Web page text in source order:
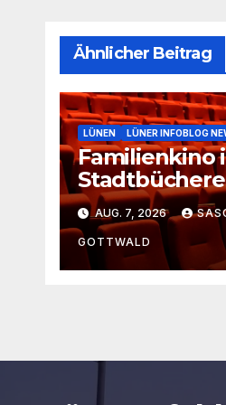
Ähnlicher Beitrag
LÜNEN LÜNER INFOBLOG
Familienkino
Geheimer
freiem
AUG. 7, 2026
GOTTWALD